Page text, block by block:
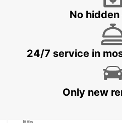
COPENHAGEN AIRPORT
COPENHAGEN - DENMARK
No
24/7 service in
Only new